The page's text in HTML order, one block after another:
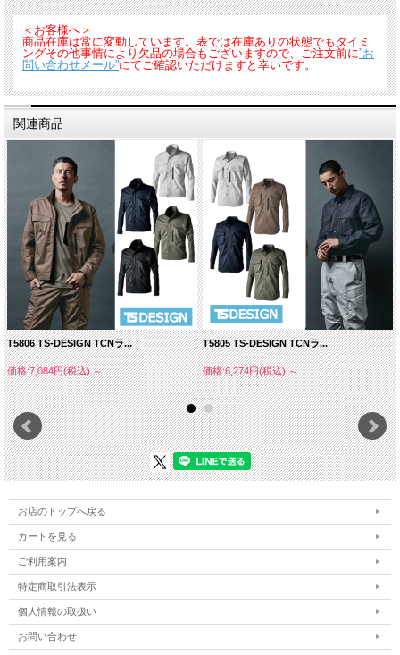
＜お客様へ＞
商品在庫は常に変動しています。表では在庫ありの状態でもタイミ
ングその他事情により欠品の場合もございますので、ご注文前に”お
問い合わせメール”にてご確認いただけますと幸いです。
関連商品
T5806 TS-DESIGN TCNラ...
価格:7,084円(税込)～
T5805 TS-DESIGN TCNラ...
価格:6,274円(税込)～
お店のトップへ戻る
カートを見る
ご利用案内
特定商取引法表示
個人情報の取扱い
お問い合わせ